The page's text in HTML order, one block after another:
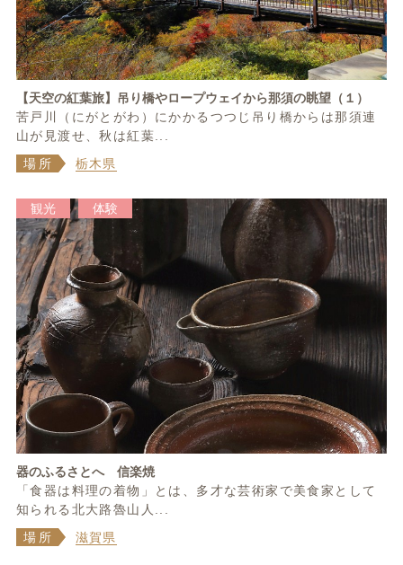
【天空の紅葉旅】吊り橋やロープウェイから那須の眺望（１）
苦戸川（にがとがわ）にかかるつつじ吊り橋からは那須連
山が見渡せ、秋は紅葉...
場所
栃木県
観光 体験
器のふるさとへ 信楽焼
「食器は料理の着物」とは、多才な芸術家で美食家として
知られる北大路魯山人...
場所
滋賀県